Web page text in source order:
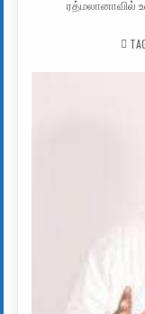
ரத்மலானாவில்